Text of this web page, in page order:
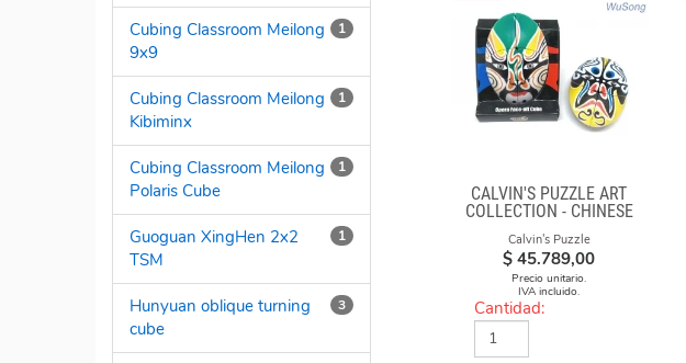
1
Cubing Classroom Meilong
9x9
1
Cubing Classroom Meilong
Kibiminx
1
Cubing Classroom Meilong
Polaris Cube
1
Guoguan XingHen 2x2
TSM
3
Hunyuan oblique turning
cube
CALVIN'S PUZZLE ART
COLLECTION - CHINESE
OPERA FACE-OFF CUBE
(GREEN & YELLOW
MASKS)
Calvin's Puzzle
$ 45.789,00
Precio unitario.
IVA incluido.
Cantidad: